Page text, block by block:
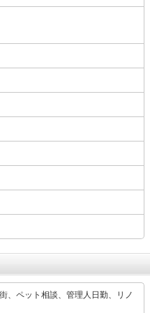
、ペット相談、管理人日勤、リノ